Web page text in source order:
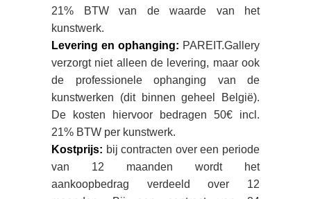
21% BTW van de waarde van het
kunstwerk.
Levering en ophanging: PAREIT.Gallery
verzorgt niet alleen de levering, maar ook
de professionele ophanging van de
kunstwerken (dit binnen geheel België).
De kosten hiervoor bedragen 50€ incl.
21% BTW per kunstwerk.
Kostprijs: bij contracten over een periode
van 12 maanden wordt het
aankoopbedrag verdeeld over 12